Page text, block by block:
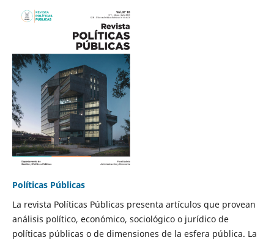
Políticas Públicas
La revista Políticas Públicas presenta artículos que provean
análisis político, económico, sociológico o jurídico de
políticas públicas o de dimensiones de la esfera pública. La